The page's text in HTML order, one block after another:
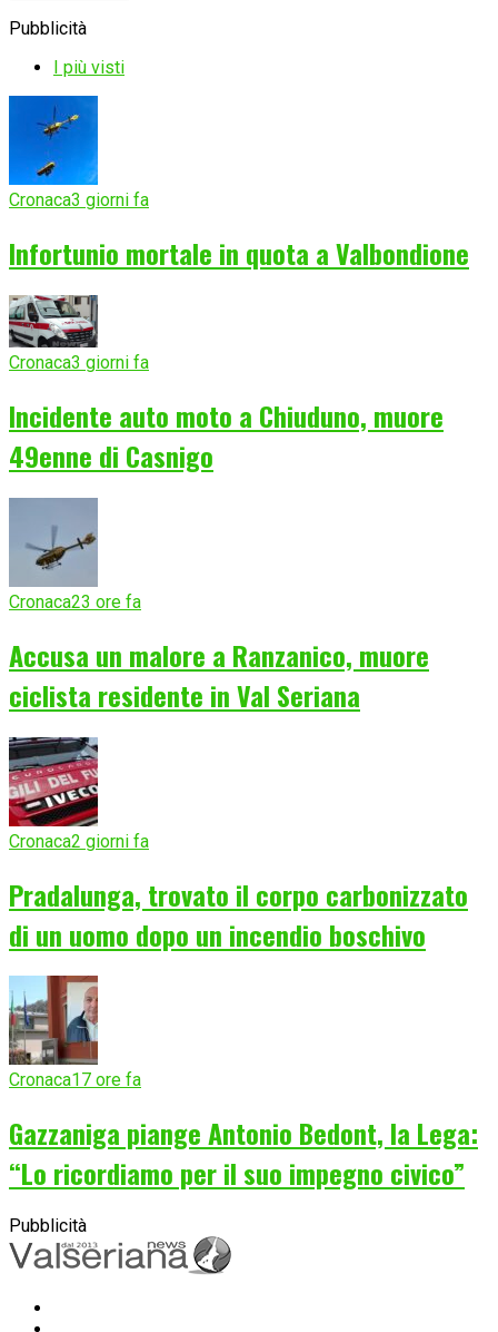
Pubblicità
I più visti
Cronaca3 giorni fa
Infortunio mortale in quota a Valbondione
Cronaca3 giorni fa
Incidente auto moto a Chiuduno, muore
49enne di Casnigo
Cronaca23 ore fa
Accusa un malore a Ranzanico, muore
ciclista residente in Val Seriana
Cronaca2 giorni fa
Pradalunga, trovato il corpo carbonizzato
di un uomo dopo un incendio boschivo
Cronaca17 ore fa
Gazzaniga piange Antonio Bedont, la Lega:
“Lo ricordiamo per il suo impegno civico”
Pubblicità